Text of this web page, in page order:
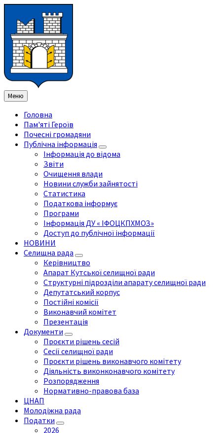
змісту
ліву
бічну
панель
праву
бічну
панель
нижнього
колонтитула
Меню
Головна
Пам'яті Героїв
Почесні громадяни
Публічна інформація
Інформація до відома
Звіти
Очищення влади
Новини служби зайнятості
Статистика
Податкова інформує
Програми
Інформація ДУ « ІФОЦКПХМОЗ»
Доступ до публічної інформації
НОВИНИ
Селищна рада
Керівництво
Апарат Кутської селищної ради
Структурні підрозділи апарату селищної ради
Депутатський корпус
Постійні комісії
Виконавчий комітет
Презентація
Документи
Проєкти рішень сесій
Сесії селищної ради
Проєкти рішень виконавчого комітету
Діяльність виконконавчого комітету
Розпорядження
Нормативно-правова база
ЦНАП
Молодіжна рада
Податки
2026